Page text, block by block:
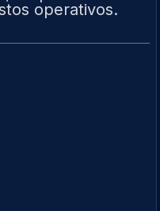
operativos.